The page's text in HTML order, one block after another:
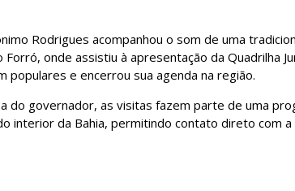
Rodrigues acompanhou o som de uma
onde assistiu à apresentação da Quadrilha
populares e encerrou sua agenda na região.
do governador, as visitas fazem parte de uma
interior da Bahia, permitindo contato direto com a